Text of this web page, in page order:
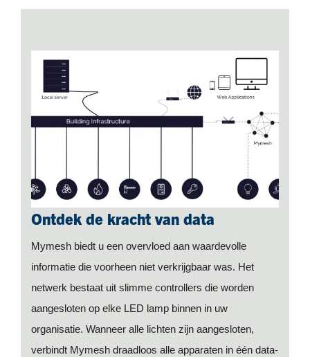
Ontdek de kracht van data
Mymesh biedt u een overvloed aan waardevolle
informatie die voorheen niet verkrijgbaar was. Het
netwerk bestaat uit slimme controllers die worden
aangesloten op elke LED lamp binnen in uw
organisatie. Wanneer alle lichten zijn aangesloten,
verbindt Mymesh draadloos alle apparaten in één data-